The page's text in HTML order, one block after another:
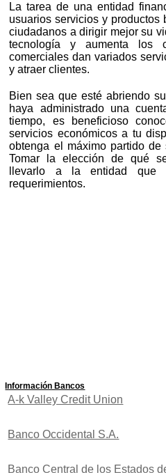
La tarea de una entidad
usuarios servicios y
ciudadanos a dirigir mejor su
tecnología y aumenta los
comerciales dan variados
y atraer clientes.
Bien sea que esté abriendo
haya administrado una
tiempo, es beneficioso
servicios económicos a tu
obtenga el máximo partido
Tomar la elección de qué
llevarlo a la entidad
requerimientos.
Información Bancos
A-k Valley Credit Union
Banco Occidental S.A.
Banco Central de los Estados